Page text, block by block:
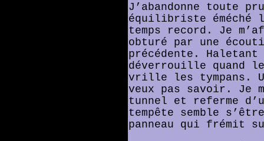
J’abandonne toute
équilibriste éméché
temps record. Je
obturé par une
précédente.
déverrouille quand
vrille les tympans.
veux pas savoir. Je
tunnel et referme
tempête semble
panneau qui frémit